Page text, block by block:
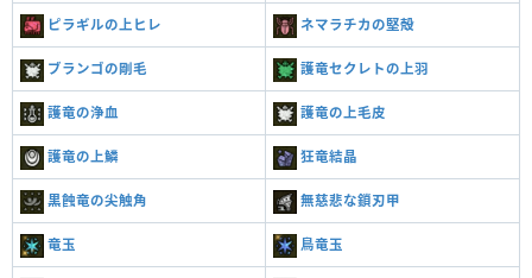
ピラギルの上ヒレ ネマラチカの堅殻
ブランゴの剛毛 護竜セクレトの上羽
護竜の浄血 護竜の上毛皮
護竜の上鱗 狂竜結晶
黒蝕竜の尖触角 無慈悲な鎖刃甲
竜玉 鳥竜玉